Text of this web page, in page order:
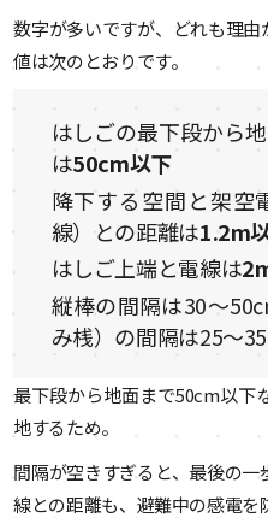
数字が多いですが、どれも理
値は次のとおりです。
はしごの最下段から
は50cm以下
降下する空間と架空
線）との距離は1.2m
はしご上端と電線は
縦棒の間隔は30〜
み桟）の間隔は25〜
最下段から地面まで50cm以下
地するため。
間隔が空きすぎると、最後の
線との距離も、避難中の感電を